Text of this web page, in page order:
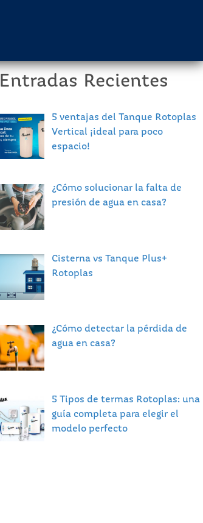
Entradas Recientes
5 ventajas del Tanque Rotoplas
Vertical ¡ideal para poco
espacio!
¿Cómo solucionar la falta de
presión de agua en casa?
Cisterna vs Tanque Plus+
Rotoplas
¿Cómo detectar la pérdida de
agua en casa?
5 Tipos de termas Rotoplas: una
guía completa para elegir el
modelo perfecto